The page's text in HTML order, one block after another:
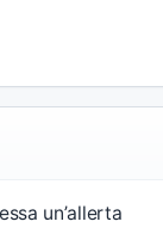
un’allerta